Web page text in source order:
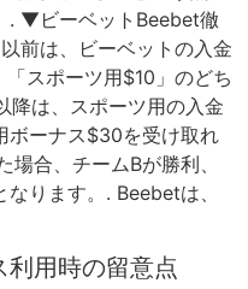
. ▼ビーベットBeebet徹
前は、ビーベットの入金
スポーツ用$10」のどち
降は、スポーツ用の入金
ボーナス$30を受け取れ
合、チームBが勝利、
ります。. Beebetは、
用時の留意点